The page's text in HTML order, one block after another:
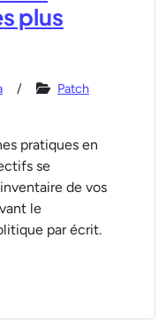
plus
Patch
pratiques en
se
de vos
le
par écrit.